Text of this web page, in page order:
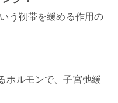
う靭帯を緩める作用の
ホルモンで、子宮弛緩